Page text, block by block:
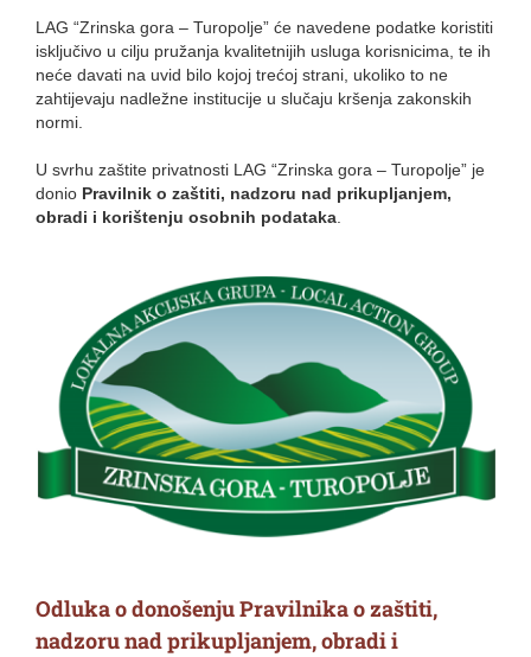
LAG “Zrinska gora – Turopolje” će navedene podatke koristiti
isključivo u cilju pružanja kvalitetnijih usluga korisnicima, te ih
neće davati na uvid bilo kojoj trećoj strani, ukoliko to ne
zahtijevaju nadležne institucije u slučaju kršenja zakonskih
normi.
U svrhu zaštite privatnosti LAG “Zrinska gora – Turopolje” je
donio Pravilnik o zaštiti, nadzoru nad prikupljanjem,
obradi i korištenju osobnih podataka
Odluka o donošenju Pravilnika o zaštiti,
nadzoru nad prikupljanjem, obradi i